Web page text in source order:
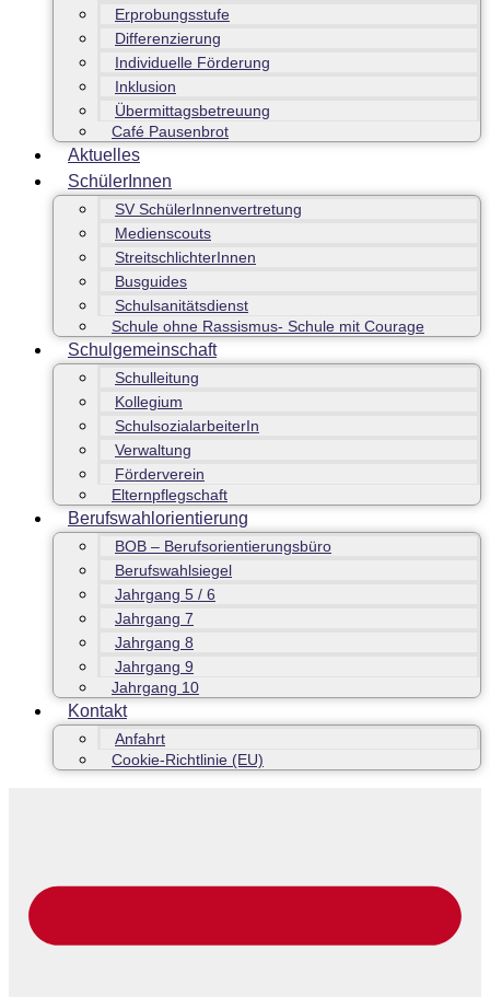
Erprobungsstufe
Differenzierung
Individuelle Förderung
Inklusion
Übermittagsbetreuung
Café Pausenbrot
Aktuelles
SchülerInnen
SV SchülerInnenvertretung
Medienscouts
StreitschlichterInnen
Busguides
Schulsanitätsdienst
Schule ohne Rassismus- Schule mit Courage
Schulgemeinschaft
Schulleitung
Kollegium
SchulsozialarbeiterIn
Verwaltung
Förderverein
Elternpflegschaft
Berufswahlorientierung
BOB – Berufsorientierungsbüro
Berufswahlsiegel
Jahrgang 5 / 6
Jahrgang 7
Jahrgang 8
Jahrgang 9
Jahrgang 10
Kontakt
Anfahrt
Cookie-Richtlinie (EU)